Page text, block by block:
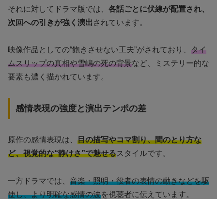
それに対してドラマ版では、 各話ごとに伏線が配置され、
次回への引きが強く演出 されています。
映像作品としての“飽きさせない工夫”がされており、 タイ
ムスリップの真相や雪嶋の死の背景など、ミステリー的な
要素も濃く描かれています。
感情表現の強度と演出テンポの差
原作の感情表現は、 目の描写やコマ割り、間のとり方な
ど、視覚的な“静けさ”で魅せるスタイルです。
一方ドラマでは、 音楽・照明・役者の表情の動きなどを駆
使し、より明確な感情の波を視聴者に伝えています。